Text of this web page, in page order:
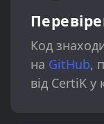
Код
на GitHub,
від CertiK у